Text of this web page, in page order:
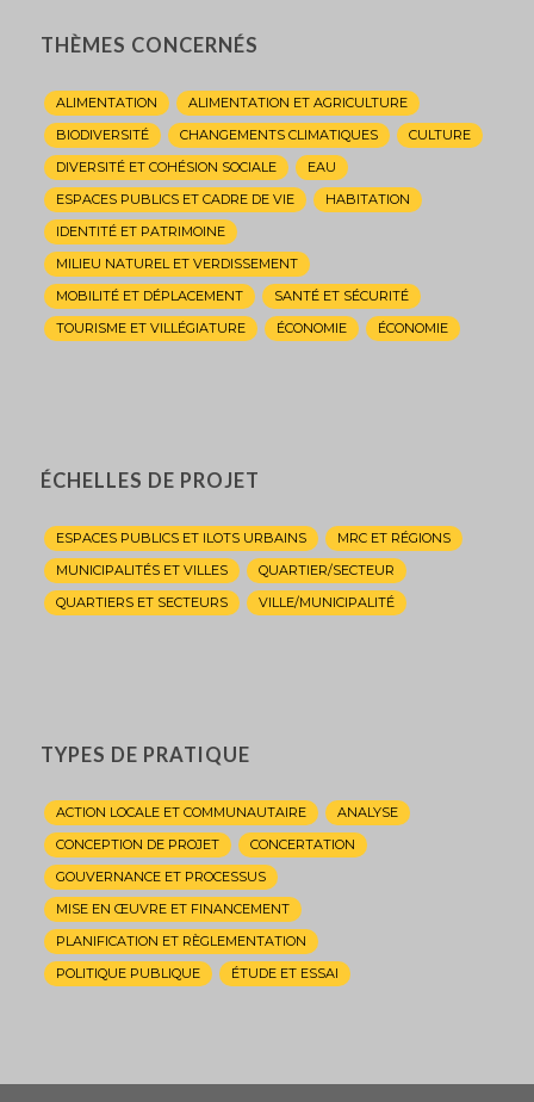
THÈMES CONCERNÉS
ALIMENTATION
ALIMENTATION ET AGRICULTURE
BIODIVERSITÉ
CHANGEMENTS CLIMATIQUES
CULTURE
DIVERSITÉ ET COHÉSION SOCIALE
EAU
ESPACES PUBLICS ET CADRE DE VIE
HABITATION
IDENTITÉ ET PATRIMOINE
MILIEU NATUREL ET VERDISSEMENT
MOBILITÉ ET DÉPLACEMENT
SANTÉ ET SÉCURITÉ
TOURISME ET VILLÉGIATURE
ÉCONOMIE ÉCONOMIE
ÉCHELLES DE PROJET
ESPACES PUBLICS ET ILOTS URBAINS
MRC ET RÉGIONS
MUNICIPALITÉS ET VILLES
QUARTIER/SECTEUR
QUARTIERS ET SECTEURS
VILLE/MUNICIPALITÉ
TYPES DE PRATIQUE
ACTION LOCALE ET COMMUNAUTAIRE
ANALYSE
CONCEPTION DE PROJET
CONCERTATION
GOUVERNANCE ET PROCESSUS
MISE EN ŒUVRE ET FINANCEMENT
PLANIFICATION ET RÈGLEMENTATION
POLITIQUE PUBLIQUE
ÉTUDE ET ESSAI